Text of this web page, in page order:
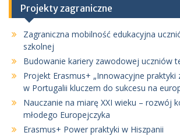
Projekty zagraniczne
Zagraniczna mobilność edukacyjna
szkolnej
Budowanie kariery zawodowej uczniów
Projekt Erasmus+ „Innowacyjne praktyki
w Portugalii kluczem do sukcesu na
Nauczanie na miarę XXI wieku – rozwój
młodego Europejczyka
Erasmus+ Power praktyki w Hiszpanii